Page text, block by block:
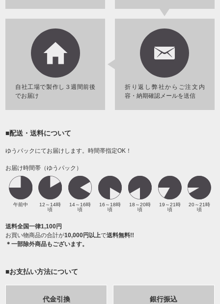
折り返し弊社からご注文内
容・納期確認メールを送信
自社工場で製作し３週間前後
でお届け
■配送・送料について
ゆうパックにてお届けします。時間帯指定OK！
お届け時間帯（ゆうパック）
午前中
12～14時
頃
14～16時
頃
16～18時
頃
18～20時
頃
19～21時
頃
20～21時
頃
送料全国一律1,100円
お買い物商品の合計が10,000円以上で送料無料!!
＊一部除外商品もございます。
■お支払い方法について
代金引換 銀行振込